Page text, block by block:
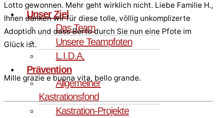
Unser Ziel
Das Team
Unsere Teampfoten
L.I.D.A.
Prävention
Allgemeiner
Kastrationsfond
Kastration-Projekte
Lotto gewonnen. Mehr geht wirklich nicht. Liebe Familie H.,
Ihnen danken wir für diese tolle, völlig unkomplizerte
Adoption und dass Berto durch Sie nun eine Pfote im
Glück ist.
Mille grazie e buona vita, bello grande.